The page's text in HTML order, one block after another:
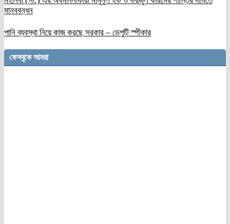
মানববন্ধন
পানি ব্যবস্থা নিয়ে কাজ করছে সরকার – ডেপুটি স্পীকার
ফেসবুকে আমরা